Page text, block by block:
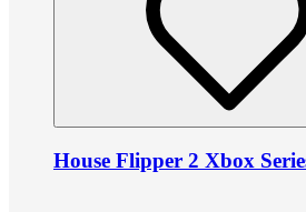
House Flipper 2 Xbox